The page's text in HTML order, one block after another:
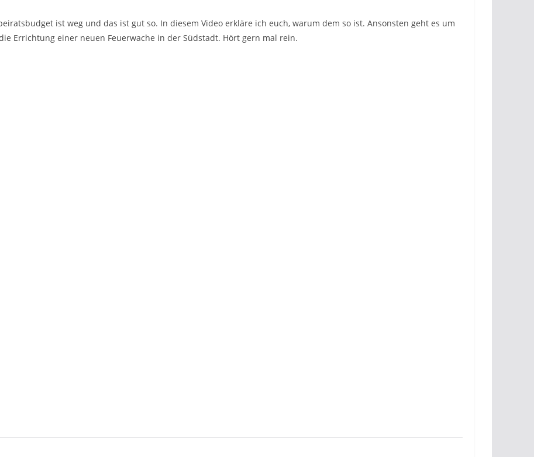
ist weg und das ist gut so. In diesem Video erkläre ich euch, warum dem so ist. Ansonsten geht es um
Errichtung einer neuen Feuerwache in der Südstadt. Hört gern mal rein.